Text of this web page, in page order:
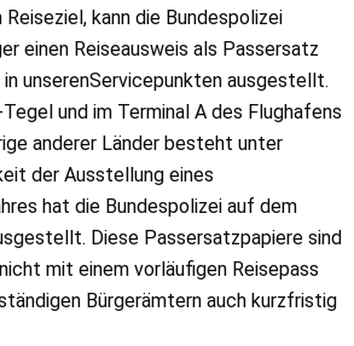
kann die Bundespolizei
einen Reiseausweis als Passersatz
unserenServicepunkten ausgestellt.
und im Terminal A des Flughafens
anderer Länder besteht unter
der Ausstellung eines
hat die Bundespolizei auf dem
Diese Passersatzpapiere sind
mit einem vorläufigen Reisepass
Bürgerämtern auch kurzfristig